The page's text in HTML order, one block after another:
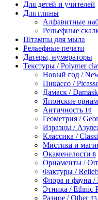
Для детей и учителей
Для глины
Алфавитные
Рельефные
Штампы для мыла
Рельефные печати
Датеры, нумераторы
Текстуры / Polymer
Новый год /
Пикассо /
Дамаск / Damask
Японские
Античность 19
Геометрия /
Изразцы /
Классика /
Мистика и
Окаменелости 8
Орнаменты /
Фактуры /
Флора и фауна /
Этника / Ethnic
Разное / Other 33